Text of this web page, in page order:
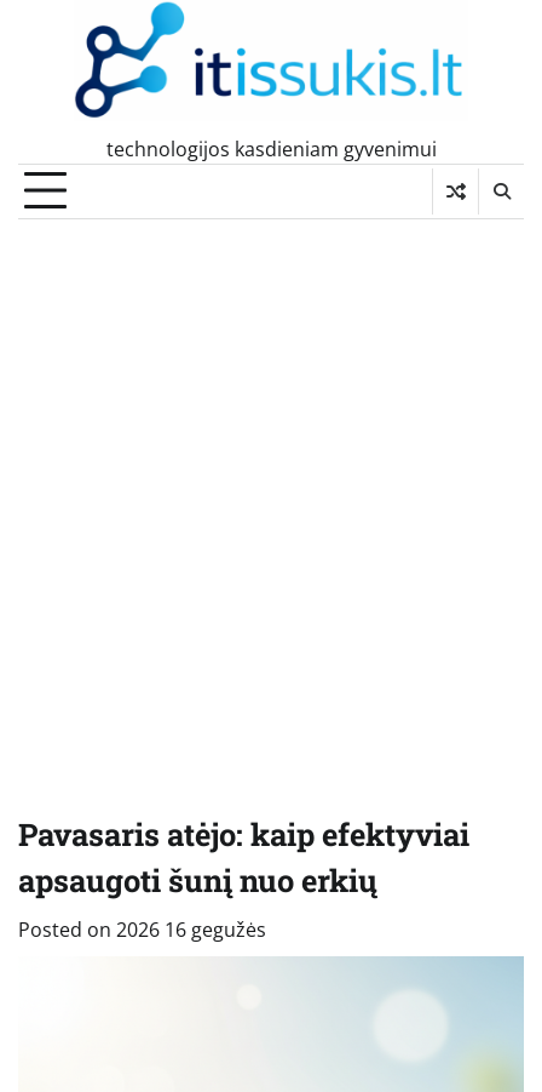
technologijos kasdieniam gyvenimui
Pavasaris atėjo: kaip efektyviai
apsaugoti šunį nuo erkių
Posted on 2026 16 gegužės